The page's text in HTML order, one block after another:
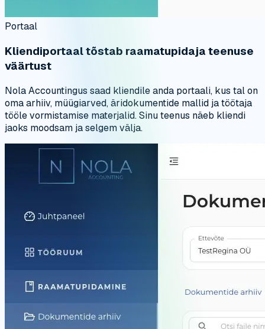
Portaal
Kliendiportaal tõstab raamatupidaja teenuse
väärtust
Nola Accountingus saad kliendile anda portaali, kus tal on
oma arhiiv, müügiarved, äridokumentide mallid ja töötaja
tööle vormistamise materjalid. Sinu teenus näeb kliendi
jaoks moodsam ja selgem välja.